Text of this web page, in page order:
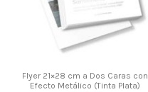
Flyer 21×28 cm a Dos Caras con
Efecto Metálico (Tinta Plata)